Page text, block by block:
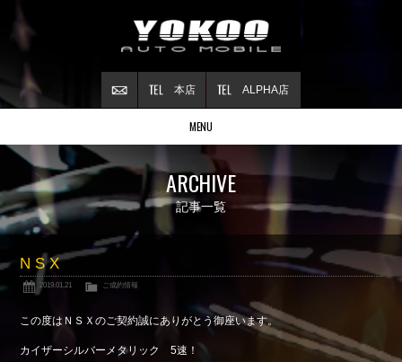
ALPHA店
本店
MENU
Stock list
在庫情報
Contract
ご成約情報
About NSX
NSXについて
Reflesh Plan
Trade in
買取査定
ARCHIVE
記事一覧
N S X
2019.01.21 ご成約情報
この度はＮＳＸのご契約誠にありがとう御座います。
カイザーシルバーメタリック 5速！